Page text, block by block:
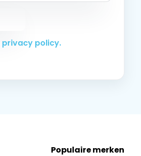
privacy policy.
Populaire merken